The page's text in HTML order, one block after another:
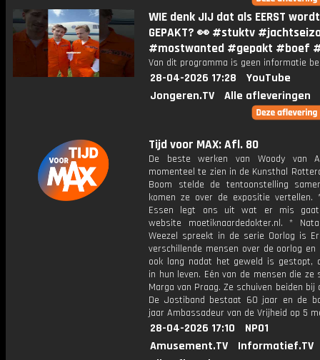
WIE denk JIJ dat als EERST wordt
GEPAKT? 👀 #stuktv
#mostwanted #gepakt #boef
Van dit programma is geen informatie
28-04-2026 17:28
YouTube
Jongeren.TV
Alle afleveringen
Tijd voor MAX: Afl. 80
De beste werken van Woody van
momenteel te zien in de Kunsthal
Boom stelde de tentoonstelling
komen ze over de expositie vertellen.
Essen legt ons uit wat er mis
website moetiknaardedokter.nl. *
Weezel spreekt in de serie Oorlog is
verschillende mensen over de oorlog en
ook lang nadat het geweld is gestopt,
in hun leven. Eén van de mensen die ze
Marga van Praag. Ze schuiven beiden bij
De Jostiband bestaat 60 jaar en de
jaar Ambassadeur van de Vrijheid op 5
28-04-2026 17:10
NPO1
Amusement.TV
Informatief.TV